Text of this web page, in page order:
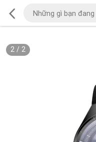
2/ 2